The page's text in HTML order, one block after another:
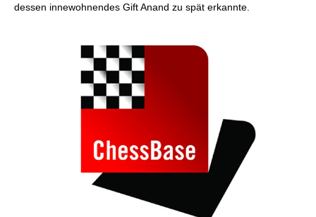
dessen innewohnendes Gift Anand zu spät erkannte.